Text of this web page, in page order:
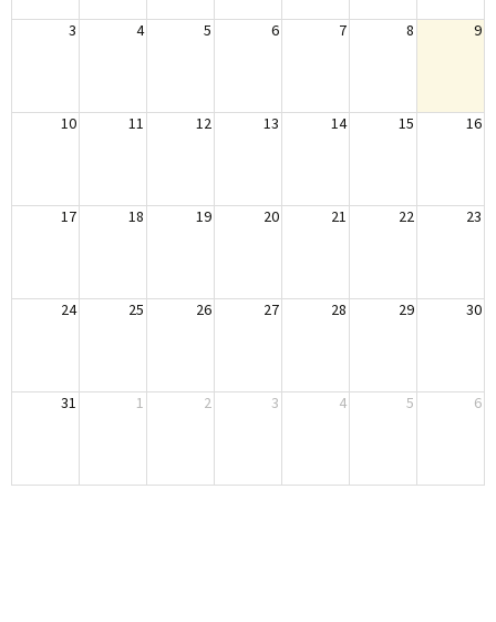
3 4 5 6 7 8 9
10 11 12 13 14 15 16
17 18 19 20 21 22 23
24 25 26 27 28 29 30
31 1 2 3 4 5 6